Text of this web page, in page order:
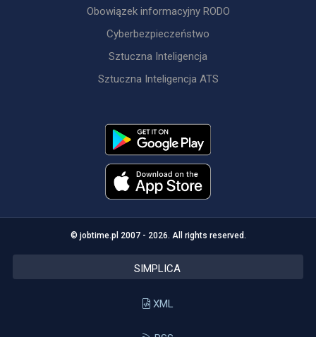
Obowiązek informacyjny RODO
Cyberbezpieczeństwo
Sztuczna Inteligencja
Sztuczna Inteligencja ATS
© jobtime.pl 2007 - 2026. All rights reserved.
SIMPLICA
XML